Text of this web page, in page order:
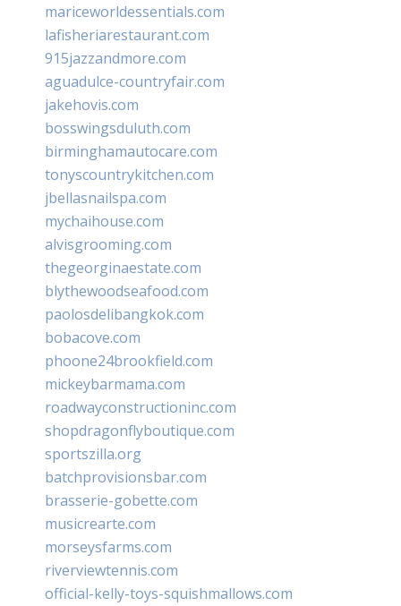
mariceworldessentials.com
lafisheriarestaurant.com
915jazzandmore.com
aguadulce-countryfair.com
jakehovis.com
bosswingsduluth.com
birminghamautocare.com
tonyscountrykitchen.com
jbellasnailspa.com
mychaihouse.com
alvisgrooming.com
thegeorginaestate.com
blythewoodseafood.com
paolosdelibangkok.com
bobacove.com
phoone24brookfield.com
mickeybarmama.com
roadwayconstructioninc.com
shopdragonflyboutique.com
sportszilla.org
batchprovisionsbar.com
brasserie-gobette.com
musicrearte.com
morseysfarms.com
riverviewtennis.com
official-kelly-toys-squishmallows.com